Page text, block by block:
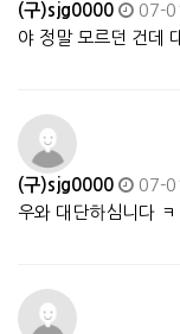
(구)sjg0000
07-
야 정말 모르던 건데
(구)sjg0000
07-
우와 대단하심니다 ㅋ